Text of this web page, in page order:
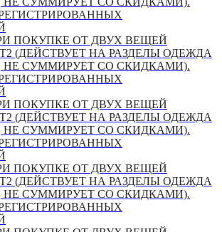
ПОКУПКЕ ОТ ДВУХ ВЕЩЕЙ
(ДЕЙСТВУЕТ НА РАЗДЕЛЫ ОДЕЖДА
НЕ СУММИРУЕТ СО СКИДКАМИ).
ПОКУПКЕ ОТ ДВУХ ВЕЩЕЙ
(ДЕЙСТВУЕТ НА РАЗДЕЛЫ ОДЕЖДА
НЕ СУММИРУЕТ СО СКИДКАМИ).
ПОКУПКЕ ОТ ДВУХ ВЕЩЕЙ
(ДЕЙСТВУЕТ НА РАЗДЕЛЫ ОДЕЖДА
НЕ СУММИРУЕТ СО СКИДКАМИ).